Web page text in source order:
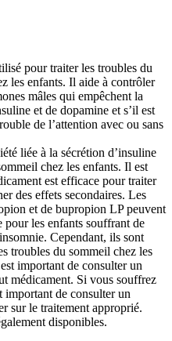
pour traiter les troubles du
les enfants. Il aide à contrôler
mâles qui empêchent la
et de dopamine et s’il est
de l’attention avec ou sans
liée à la sécrétion d’insuline
chez les enfants. Il est
est efficace pour traiter
des effets secondaires. Les
et de bupropion LP peuvent
pour les enfants souffrant de
Cependant, ils sont
troubles du sommeil chez les
important de consulter un
médicament. Si vous souffrez
important de consulter un
sur le traitement approprié.
disponibles.